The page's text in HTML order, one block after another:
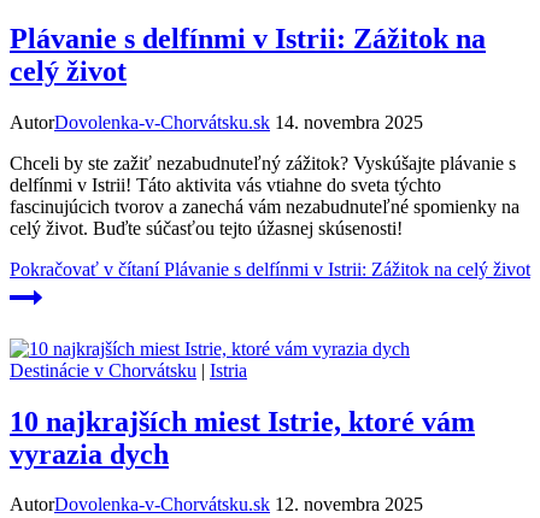
Plávanie s delfínmi v Istrii: Zážitok na
celý život
AutorDovolenka-v-Chorvátsku.sk 14. novembra 2025
Chceli by ste zažiť nezabudnuteľný zážitok? Vyskúšajte plávanie s
delfínmi v Istrii! Táto aktivita vás vtiahne do sveta týchto
fascinujúcich tvorov a zanechá vám nezabudnuteľné spomienky na
celý život. Buďte súčasťou tejto úžasnej skúsenosti!
Pokračovať v čítaníPlávanie s delfínmi v Istrii: Zážitok na celý život
Destinácie v Chorvátsku | Istria
10 najkrajších miest Istrie, ktoré vám
vyrazia dych
AutorDovolenka-v-Chorvátsku.sk 12. novembra 2025